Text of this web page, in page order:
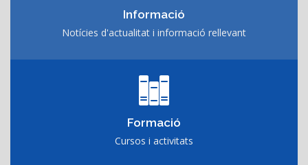
Informació
Notícies d'actualitat i informació rellevant
Formació
Cursos i activitats